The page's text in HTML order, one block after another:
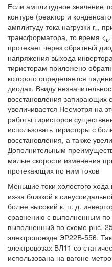
Если амплитудное значение
контуре (реактор и
амплитуду тока нагрузки г„,
трансформатора, то время <в
протекает через обратный
напряжения выхода
тиристорам приложено
которого определяется
диодах. Ввиду
восстановления запирающих
увеличивается Несмотря на
работы тиристоров
использовать тиристоры с
восстановления, а также
Дополнительным
малые скорости изменения
протекающих по ним токов
Меньшие токи холостого
из-за близкой к
более высокий к. п. д.
сравнению с выполненным
выполненный по схеме рнс.
электропоезде ЭР22В-556.
электровозах ВЛ11 со
использована на вагоне